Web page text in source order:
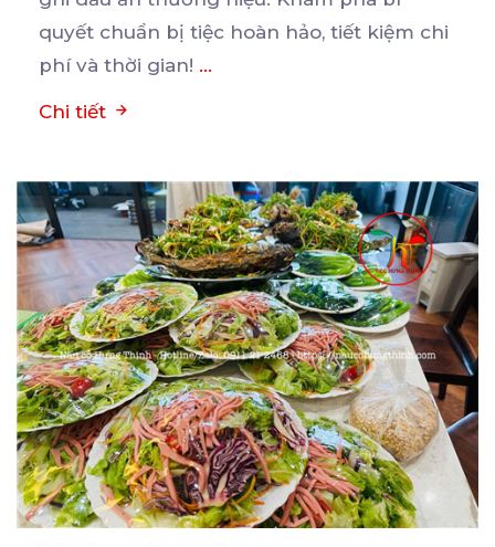
quyết chuẩn bị tiệc hoàn hảo, tiết kiệm chi
phí và thời gian! ...
Chi tiết